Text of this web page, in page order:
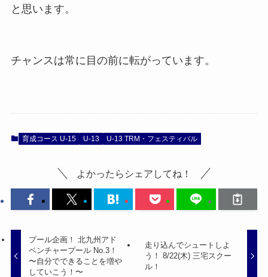
と思います。
チャンスは常に目の前に転がっています。
育成コース U-15 U-13 U-13 TRM・フェスティバル
よかったらシェアしてね！
プール企画！ 北九州アド
ベンチャープール No.3！
〜自分でできることを増や
していこう！〜
走り込んでシュートしよ
う！ 8/22(木) 三宅スクー
ル！